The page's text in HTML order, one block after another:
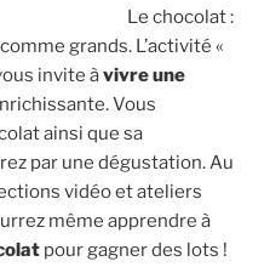
Le chocolat :
grands. L’activité «
invite àvivre une
Vous
ainsi que sa
par une dégustation. Au
vidéo et ateliers
même apprendre à
pour gagner des lots !